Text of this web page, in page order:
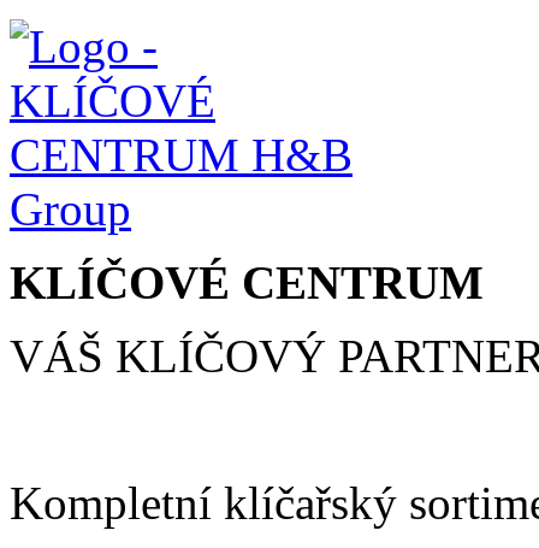
KLÍČOVÉ CENTRUM
VÁŠ KLÍČOVÝ
Kompletní klíčařský